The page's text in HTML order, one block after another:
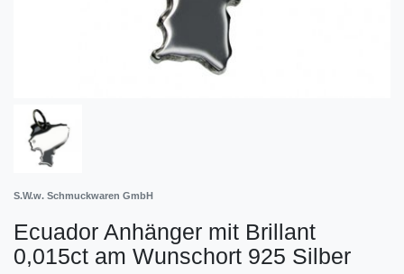
S.W.w. Schmuckwaren GmbH
Ecuador Anhänger mit Brillant
0,015ct am Wunschort 925 Silber